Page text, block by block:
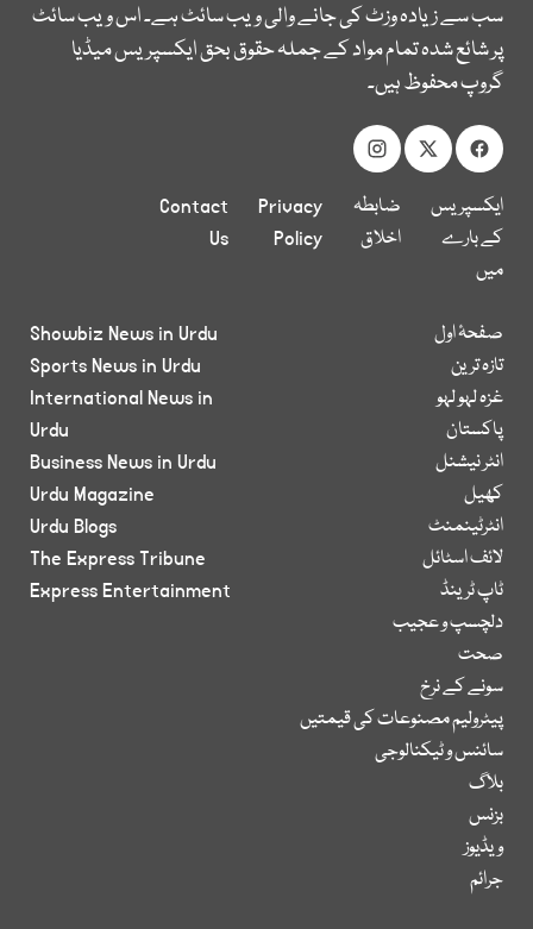
سب سے زیادہ وزٹ کی جانے والی ویب سائٹ ہے۔ اس ویب سائٹ
پر شائع شدہ تمام مواد کے جملہ حقوق بحق ایکسپریس میڈیا
گروپ محفوظ ہیں۔
ایکسپریس
کے بارے
میں
ضابطہ
اخلاق
Privacy
Policy
Contact
Us
صفحۂ اول
تازہ ترین
غزہ لہو لہو
پاکستان
انٹر نیشنل
کھیل
انٹرٹینمنٹ
لائف اسٹائل
ٹاپ ٹرینڈ
دلچسپ و عجیب
صحت
سونے کے نرخ
پیٹرولیم مصنوعات کی قیمتیں
سائنس و ٹیکنالوجی
بلاگ
بزنس
ویڈیوز
جرائم
Showbiz News in Urdu
Sports News in Urdu
International News in
Urdu
Business News in Urdu
Urdu Magazine
Urdu Blogs
The Express Tribune
Express Entertainment